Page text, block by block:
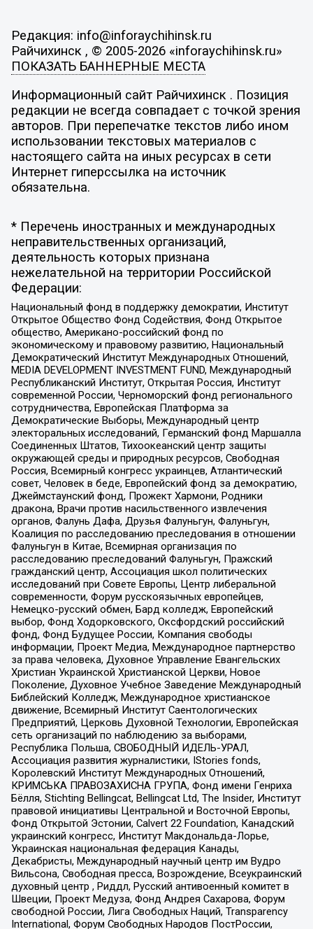
Редакция: info@inforaychihinsk.ru
Райчихинск , © 2005-2026 «inforaychihinsk.ru»
ПОКАЗАТЬ БАННЕРНЫЕ МЕСТА
Информационный сайт Райчихинск . Позиция
редакции не всегда совпадает с точкой зрения
авторов. При перепечатке текстов либо ином
использовании текстовых материалов с
настоящего сайта на иных ресурсах в сети
Интернет гиперссылка на источник
обязательна.
* Перечень иностранных и международных
неправительственных организаций,
деятельность которых признана
нежелательной на территории Российской
Федерации:
Национальный фонд в поддержку демократии, Институт
Открытое Общество Фонд Содействия, Фонд Открытое
общество, Американо-российский фонд по
экономическому и правовому развитию, Национальный
Демократический Институт Международных Отношений,
MEDIA DEVELOPMENT INVESTMENT FUND, Международный
Республиканский Институт, Открытая Россия, Институт
современной России, Черноморский фонд регионального
сотрудничества, Европейская Платформа за
Демократические Выборы, Международный центр
электоральных исследований, Германский фонд Маршалла
Соединенных Штатов, Тихоокеанский центр защиты
окружающей среды и природных ресурсов, Свободная
Россия, Всемирный конгресс украинцев, Атлантический
совет, Человек в беде, Европейский фонд за демократию,
Джеймстаунский фонд, Прожект Хармони, Родники
дракона, Врачи против насильственного извлечения
органов, Фалунь Дафа, Друзья Фалуньгун, Фалуньгун,
Коалиция по расследованию преследования в отношении
Фалуньгун в Китае, Всемирная организация по
расследованию преследований Фалуньгун, Пражский
гражданский центр, Ассоциация школ политических
исследований при Совете Европы, Центр либеральной
современности, Форум русскоязычных европейцев,
Немецко-русский обмен, Бард колледж, Европейский
выбор, Фонд Ходорковского, Оксфордский российский
фонд, Фонд Будущее России, Компания свободы
информации, Проект Медиа, Международное партнерство
за права человека, Духовное Управление Евангельских
Христиан Украинской Христианской Церкви, Новое
Поколение, Духовное Учебное Заведение Международный
Библейский Колледж, Международное христианское
движение, Всемирный Институт Саентологических
Предприятий, Церковь Духовной Технологии, Европейская
сеть организаций по наблюдению за выборами,
Республика Польша, СВОБОДНЫЙ ИДЕЛЬ-УРАЛ,
Ассоциация развития журналистики, IStories fonds,
Королевский Институт Международных Отношений,
КРИМСЬКА ПРАВОЗАХИСНА ГРУПА, Фонд имени Генриха
Бёлля, Stichting Bellingcat, Bellingcat Ltd, The Insider, Институт
правовой инициативы Центральной и Восточной Европы,
Фонд Открытой Эстонии, Calvert 22 Foundation, Канадский
украинский конгресс, Институт Макдональда-Лорье,
Украинская национальная федерация Канады,
Декабристы, Международный научный центр им Вудро
Вильсона, Свободная пресса, Возрождение, Всеукраинский
духовный центр , Риддл, Русский антивоенный комитет в
Швеции, Проект Медуза, Фонд Андрея Сахарова, Форум
свободной России, Лига Свободных Наций, Transparеncy
International, Форум Свободных Народов ПостРоссии,